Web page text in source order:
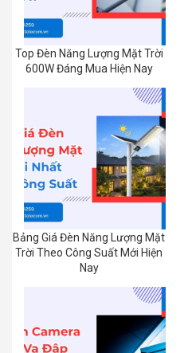
Top Đèn Năng Lượng Mặt Trời
600W Đáng Mua Hiện Nay
Bảng Giá Đèn Năng Lượng Mặt
Trời Theo Công Suất Mới Hiện
Nay